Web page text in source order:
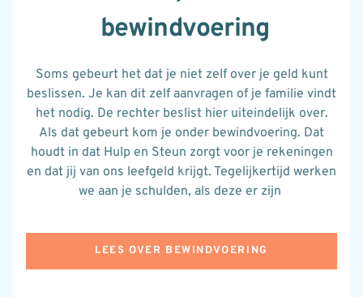
bewindvoering
Soms gebeurt het dat je niet zelf over je geld kunt
beslissen. Je kan dit zelf aanvragen of je familie vindt
het nodig. De rechter beslist hier uiteindelijk over.
Als dat gebeurt kom je onder bewindvoering. Dat
houdt in dat Hulp en Steun zorgt voor je rekeningen
en dat jij van ons leefgeld krijgt. Tegelijkertijd werken
we aan je schulden, als deze er zijn
LEES OVER BEWINDVOERING